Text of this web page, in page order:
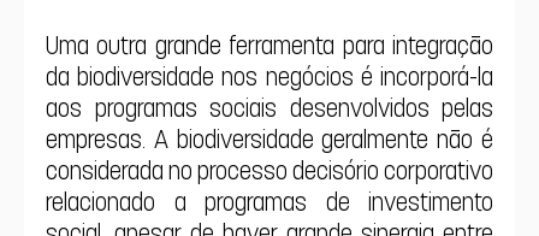
Uma outra grande ferramenta para integração
da biodiversidade nos negócios é incorporá-la
aos programas sociais desenvolvidos pelas
empresas. A biodiversidade geralmente não é
considerada no processo decisório corporativo
relacionado a programas de investimento